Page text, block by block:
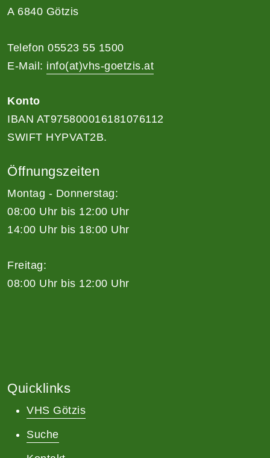
A 6840 Götzis
Telefon 05523 55 1500
E-Mail: info(at)vhs-goetzis.at
Konto
IBAN AT975800016181076112
SWIFT HYPVAT2B.
Öffnungszeiten
Montag - Donnerstag:
08:00 Uhr bis 12:00 Uhr
14:00 Uhr bis 18:00 Uhr
Freitag:
08:00 Uhr bis 12:00 Uhr
Quicklinks
VHS Götzis
Suche